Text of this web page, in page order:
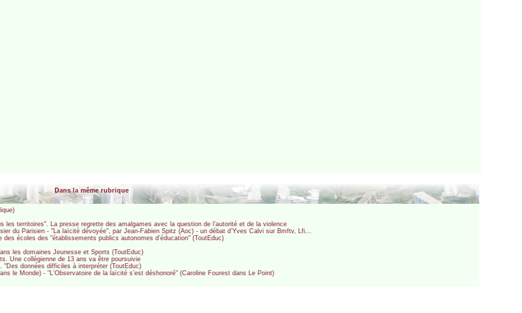
Dans la même rubrique
territoires". La presse regrette des amalgames avec la question de l’autorité et de la violence
du Parisien - "La laïcité dévoyée", par Jean-Fabien Spitz (Aoc) - un débat d’Yves Calvi sur Bmftv, Lfi...
écoles des "établissements publics autonomes d’éducation" (ToutEduc)
les domaines Jeunesse et Sports (ToutEduc)
Une collégienne de 13 ans va être poursuivie
"Des données difficiles à interpréter (ToutEduc)
le Monde) - "L’Observatoire de la laïcité s’est déshonoré" (Caroline Fourest dans Le Point)